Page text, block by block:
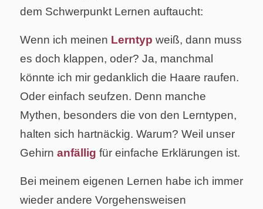
dem Schwerpunkt Lernen auftaucht:
Wenn ich meinen Lerntyp weiß, dann muss
es doch klappen, oder? Ja, manchmal
könnte ich mir gedanklich die Haare raufen.
Oder einfach seufzen. Denn manche
Mythen, besonders die von den Lerntypen,
halten sich hartnäckig. Warum? Weil unser
Gehirn anfällig für einfache Erklärungen ist.
Bei meinem eigenen Lernen habe ich immer
wieder andere Vorgehensweisen